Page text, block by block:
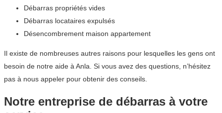
Débarras propriétés vides
Débarras locataires expulsés
Désencombrement maison appartement
Il existe de nombreuses autres raisons pour lesquelles les gens ont
besoin de notre aide à Anla. Si vous avez des questions, n’hésitez
pas à nous appeler pour obtenir des conseils.
Notre entreprise de débarras à votre